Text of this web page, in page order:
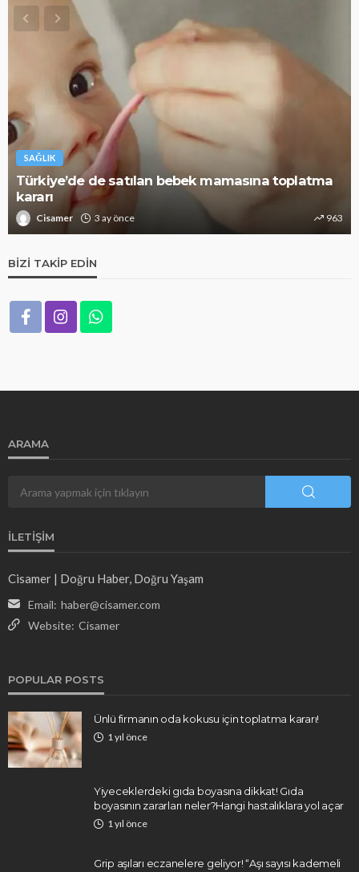
SAĞLIK
Türkiye’de de satılan bebek mamasına toplatma
kararı
Cisamer 3 ay önce 963
BIZI TAKIP EDIN
ARAMA
İLETIŞIM
Cisamer | Doğru Haber, Doğru Yaşam
Email: haber@cisamer.com
Website: Cisamer
POPULAR POSTS
Ünlü firmanın oda kokusu için toplatma kararı!
1 yıl önce
Yiyeceklerdeki gıda boyasına dikkat! Gıda
boyasının zararları neler?Hangi hastalıklara yol açar
1 yıl önce
Grip aşıları eczanelere geliyor! “Aşı sayısı kademeli